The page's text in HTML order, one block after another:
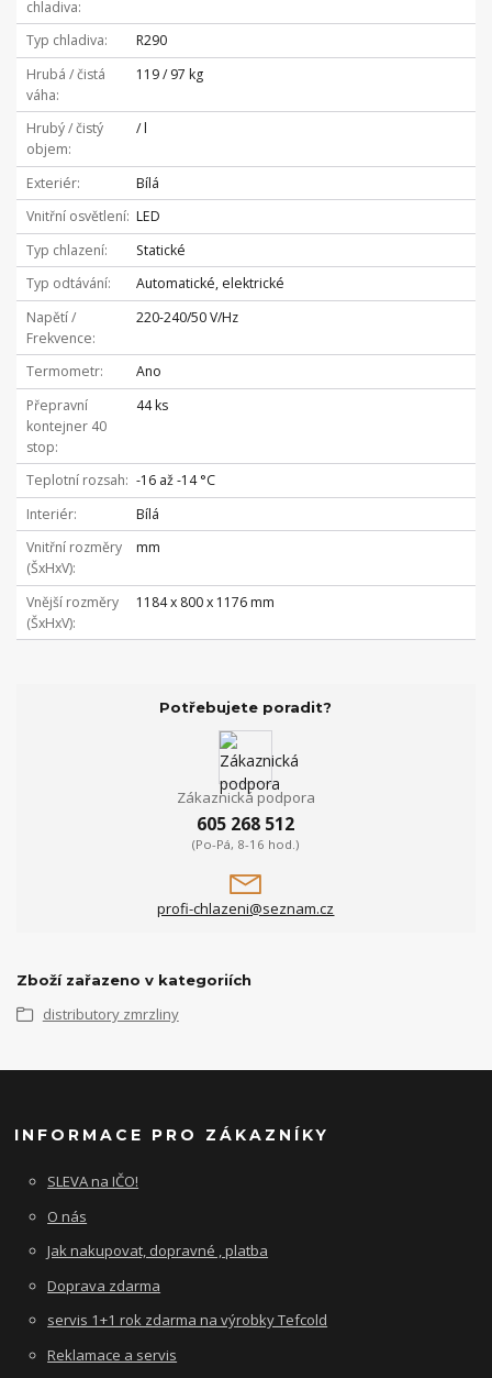
chladiva
Typ chladiva
R290
Hrubá / čistá
váha
119 / 97 kg
Hrubý / čistý
objem
/ l
Exteriér
Bílá
Vnitřní osvětlení LED
Typ chlazení
Statické
Typ odtávání
Automatické, elektrické
Napětí /
Frekvence
220-240/50 V/Hz
Termometr
Ano
Přepravní
kontejner 40
stop
44 ks
Teplotní rozsah
-16 až -14 °C
Interiér
Bílá
Vnitřní rozměry
(ŠxHxV)
mm
Vnější rozměry
(ŠxHxV)
1184 x 800 x 1176 mm
Potřebujete poradit?
Zákaznická podpora
605 268 512
(Po-Pá, 8-16 hod.)
profi-chlazeni@seznam.cz
Zboží zařazeno v kategoriích
distributory zmrzliny
INFORMACE PRO ZÁKAZNÍKY
SLEVA na IČO!
O nás
Jak nakupovat, dopravné , platba
Doprava zdarma
servis 1+1 rok zdarma na výrobky Tefcold
Reklamace a servis